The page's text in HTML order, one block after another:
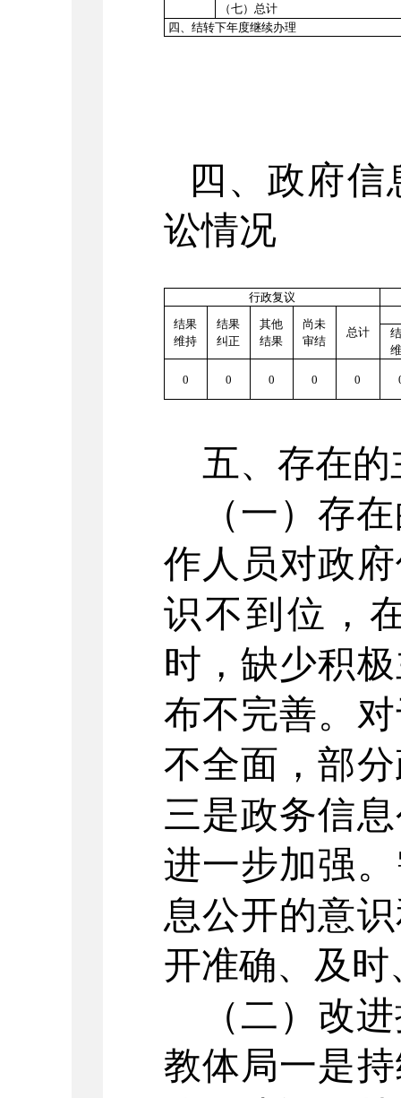
（七）总计
四、结转下年度继续办理
四、政府
讼情况
行政复议
结果
维持
结果
纠正
其他
结果
尚未
审结
总计
0 0 0 0 0
五、存在
（一）存
作 人员对政
识不到位，
时，缺少积
布不完善。
不全面，部
三是政务信
进一步加强
息公开的意
开准确、及时
（二）改
教体局一是